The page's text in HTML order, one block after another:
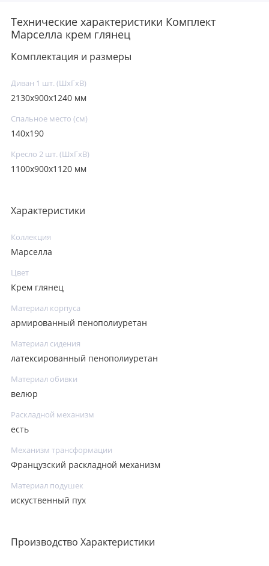
Технические характеристики Комплект
Марселла крем глянец
Комплектация и размеры
Диван 1 шт. (ШхГхВ)
2130х900х1240 мм
Спальное место (см)
140х190
Кресло 2 шт. (ШхГхВ)
1100х900х1120 мм
Характеристики
Коллекция
Марселла
Цвет
Крем глянец
Материал корпуса
армированный пенополиуретан
Материал сидения
латексированный пенополиуретан
Материал обивки
велюр
Раскладной механизм
есть
Механизм трансформации
Французский раскладной механизм
Материал подушек
искуственный пух
Производство Характеристики